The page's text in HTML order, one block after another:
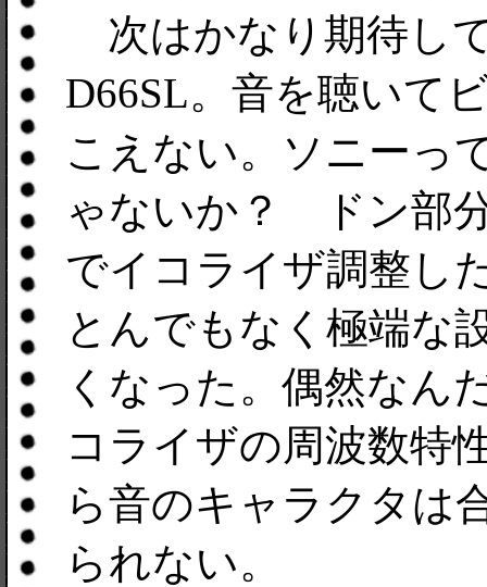
次はかなり期待し
D66SL。音を聴いて
こえない。ソニーっ
ゃないか？ ドン部
でイコライザ調整し
とんでもなく極端な
くなった。偶然なん
コライザの周波数特
ら音のキャラクタは
られない。